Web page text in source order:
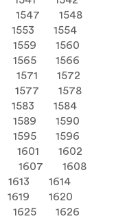
1547
1548
1553
1554
1559
1560
1565
1566
1571
1572
1577
1578
1583
1584
1589
1590
1595
1596
1601
1602
1607
1608
1613
1614
1619
1620
1625
1626